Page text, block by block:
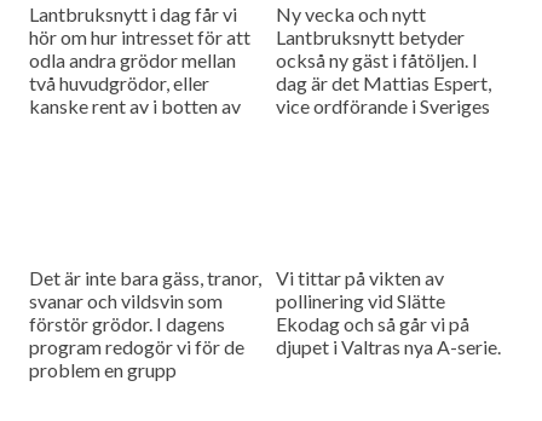
Lantbruksnytt i dag får vi
hör om hur intresset för att
odla andra grödor mellan
två huvudgrödor, eller
kanske rent av i botten av
Ny vecka och nytt
Lantbruksnytt betyder
också ny gäst i fåtöljen. I
dag är det Mattias Espert,
vice ordförande i Sveriges
Det är inte bara gäss, tranor,
svanar och vildsvin som
förstör grödor. I dagens
program redogör vi för de
problem en grupp
Vi tittar på vikten av
pollinering vid Slätte
Ekodag och så går vi på
djupet i Valtras nya A-serie.